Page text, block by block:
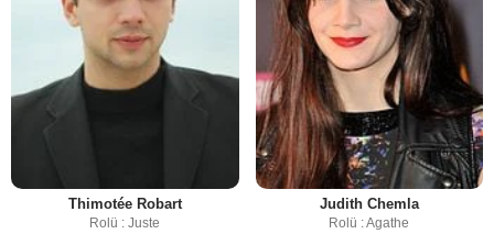
Thimotée Robart
Rolü : Juste
Judith Chemla
Rolü : Agathe